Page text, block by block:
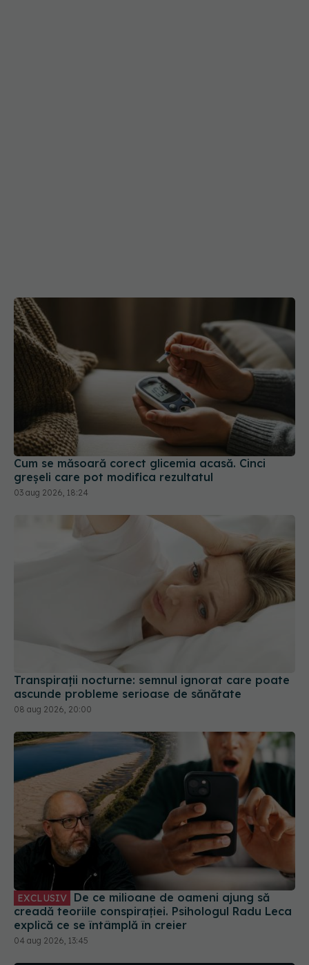
Cum se măsoară corect glicemia acasă. Cinci
greșeli care pot modifica rezultatul
03 aug 2026, 18:24
Transpirații nocturne: semnul ignorat care poate
ascunde probleme serioase de sănătate
08 aug 2026, 20:00
EXCLUSIV
creadă teoriile conspirației. Psihologul Radu Leca
explică ce se întâmplă în creier
04 aug 2026, 13:45